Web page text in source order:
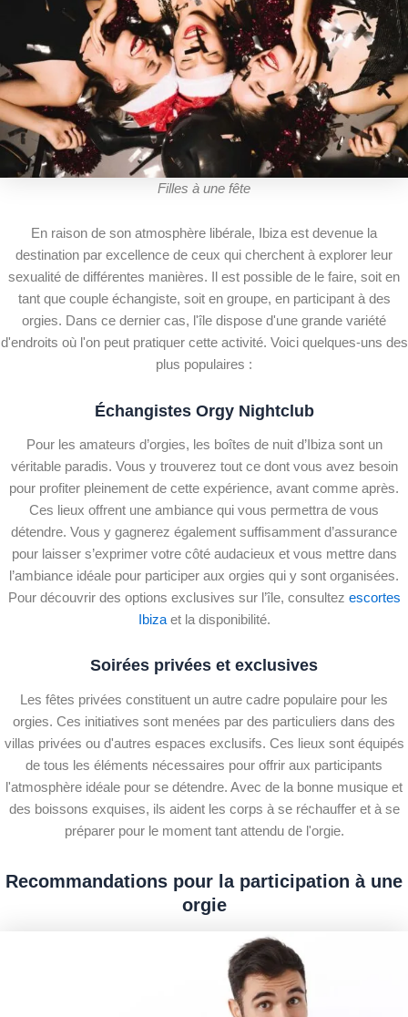
Filles à une fête
En raison de son atmosphère libérale, Ibiza est devenue la
destination par excellence de ceux qui cherchent à explorer leur
sexualité de différentes manières. Il est possible de le faire, soit en
tant que couple échangiste, soit en groupe, en participant à des
orgies. Dans ce dernier cas, l'île dispose d'une grande variété
d'endroits où l'on peut pratiquer cette activité. Voici quelques-uns des
plus populaires :
Échangistes Orgy Nightclub
Pour les amateurs d’orgies, les boîtes de nuit d’Ibiza sont un
véritable paradis. Vous y trouverez tout ce dont vous avez besoin
pour profiter pleinement de cette expérience, avant comme après.
Ces lieux offrent une ambiance qui vous permettra de vous
détendre. Vous y gagnerez également suffisamment d’assurance
pour laisser s’exprimer votre côté audacieux et vous mettre dans
l’ambiance idéale pour participer aux orgies qui y sont organisées.
Pour découvrir des options exclusives sur l’île, consultez escortes
Ibizaet la disponibilité.
Soirées privées et exclusives
Les fêtes privées constituent un autre cadre populaire pour les
orgies. Ces initiatives sont menées par des particuliers dans des
villas privées ou d'autres espaces exclusifs. Ces lieux sont équipés
de tous les éléments nécessaires pour offrir aux participants
l'atmosphère idéale pour se détendre. Avec de la bonne musique et
des boissons exquises, ils aident les corps à se réchauffer et à se
préparer pour le moment tant attendu de l'orgie.
Recommandations pour la participation à une
orgie